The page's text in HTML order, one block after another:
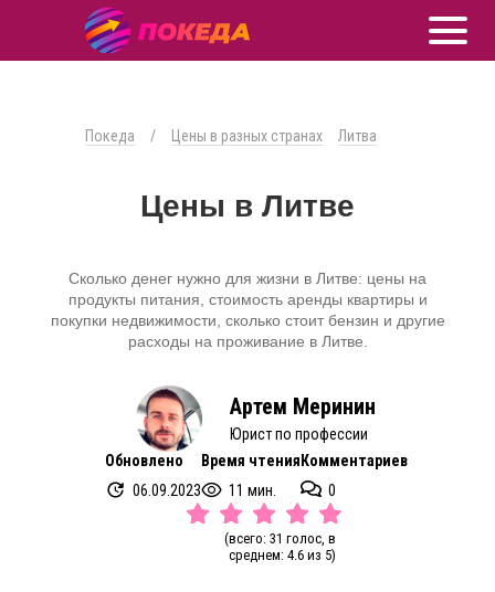
Покеда / Цены в разных странах Литва
Цены в Литве
Сколько денег нужно для жизни в Литве: цены на
продукты питания, стоимость аренды квартиры и
покупки недвижимости, сколько стоит бензин и другие
расходы на проживание в Литве.
Артем Меринин
Юрист по профессии
Обновлено
06.09.2023
Время чтения
11 мин.
Комментариев
0
(всего: 31 голос, в
среднем: 4.6 из 5)